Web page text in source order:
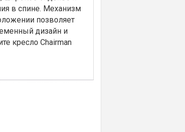
в спине. Механизм
позволяет
дизайн и
кресло Chairman